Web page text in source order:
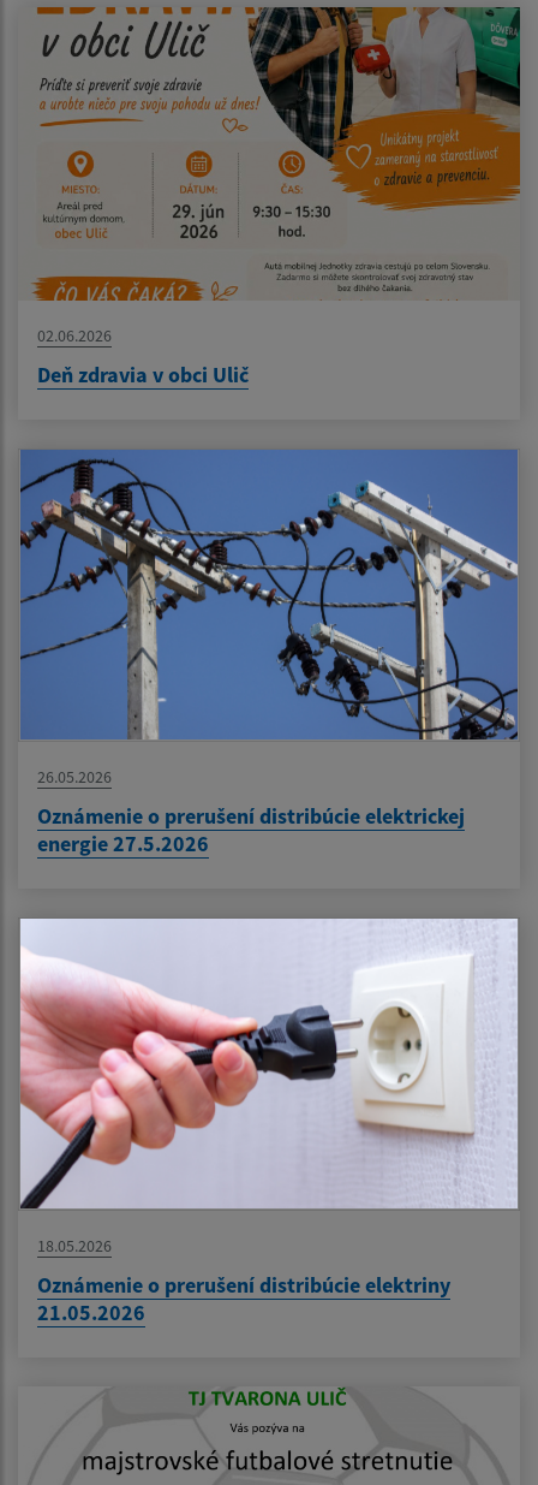
02.06.2026
Deň zdravia v obci Ulič
26.05.2026
Oznámenie o prerušení distribúcie elektrickej
energie 27.5.2026
18.05.2026
Oznámenie o prerušení distribúcie elektriny
21.05.2026